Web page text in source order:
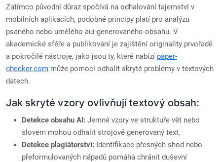
Zatímco původní důraz spočívá na odhalování tajemství v
mobilních aplikacích, podobné principy platí pro analýzu
psaného nebo umělého aui-generovaného obsahu. V
akademické sféře a publikování je zajištění originality prvořadé
a pokročilé nástroje, jako jsou ty, které nabízí paper-
checker.com může pomoci odhalit skryté problémy v textových
datech.
Jak skryté vzory ovlivňují textový obsah:
Detekce obsahu AI: Jemné vzory ve struktuře vět nebo
slovem mohou odhalit strojově generovaný text.
Detekce plagiátorství: Identifikace přesných shod nebo
přeformulovaných nápadů pomáhá chránit duševní